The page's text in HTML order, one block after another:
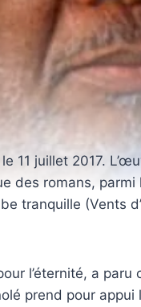
11 juillet 2017.
des romans,
tranquille (Vents
l’éternité, a paru
prend pour appui